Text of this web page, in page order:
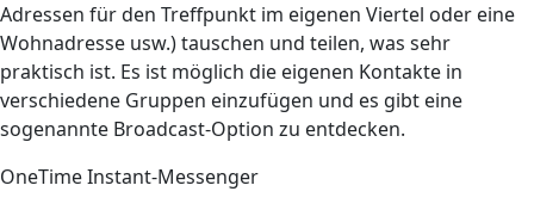
Adressen für den Treffpunkt im eigenen Viertel oder eine
Wohnadresse usw.) tauschen und teilen, was sehr
praktisch ist. Es ist möglich die eigenen Kontakte in
verschiedene Gruppen einzufügen und es gibt eine
sogenannte Broadcast-Option zu entdecken.
OneTime Instant-Messenger